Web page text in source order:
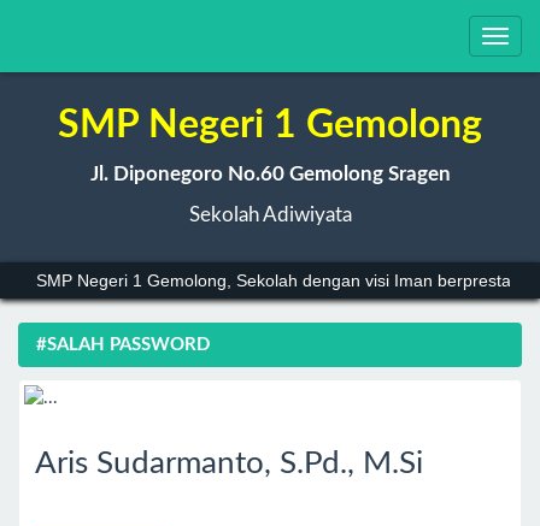
SMP Negeri 1 Gemolong
Jl. Diponegoro No.60 Gemolong Sragen
Sekolah Adiwiyata
SMP Negeri 1 Gemolong, Sekolah dengan visi Iman
#SALAH PASSWORD
Aris Sudarmanto, S.Pd., M.Si